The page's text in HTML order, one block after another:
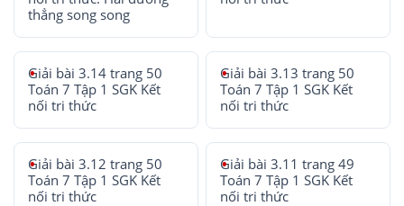
thẳng song song
Giải bài 3.14 trang 50
Toán 7 Tập 1 SGK Kết
nối tri thức
Giải bài 3.13 trang 50
Toán 7 Tập 1 SGK Kết
nối tri thức
Giải bài 3.12 trang 50
Toán 7 Tập 1 SGK Kết
nối tri thức
Giải bài 3.11 trang 49
Toán 7 Tập 1 SGK Kết
nối tri thức